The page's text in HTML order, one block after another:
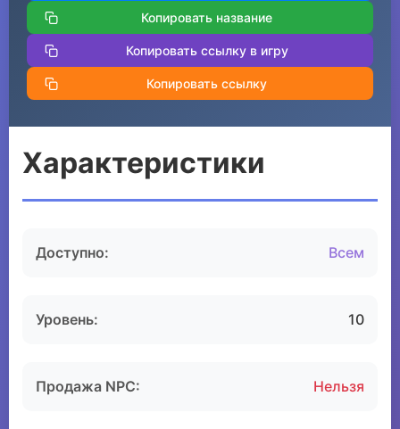
Копировать название
Копировать ссылку в игру
Копировать ссылку
Характеристики
Доступно: Всем
Уровень: 10
Продажа NPC: Нельзя